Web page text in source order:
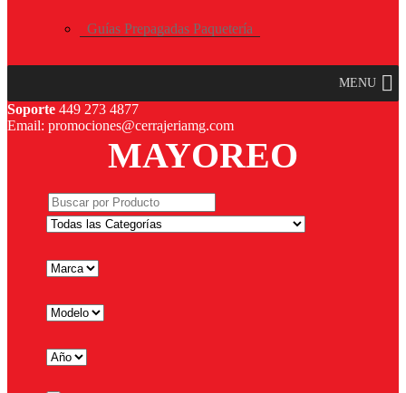
Guías Prepagadas Paquetería
MENU
Soporte 449 273 4877
Email: promociones@cerrajeriamg.com
MAYOREO